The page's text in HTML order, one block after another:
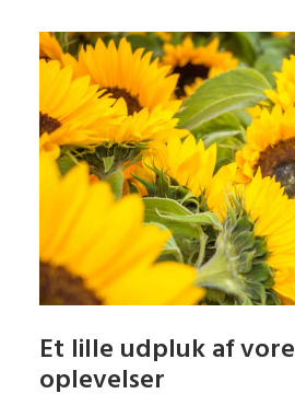
Et lille udpluk af
oplevelser